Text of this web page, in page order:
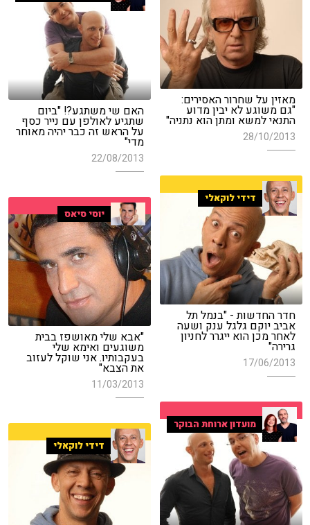
מאזין על שחרור האסירים:
"גם משוגע לא יבין מדוע
התנאי למשא ומתן הוא נתניה"
28/10/2013
האם שי משתגע?! "ביום
שתגיע לאולפן עם נייר כסף
על הראש זה כבר יהיה מאוחר
מדי"
22/08/2013
דידי לוקאלי
חדר החדשות - "בנמל תל
אביב יוקם גלגל ענק ושעה
לאחר מכן הוא ייגרר לחניון
גרירה"
17/06/2013
יוסי סיאס
"אבא שלי מאושפז בבית
משוגעים ואימא שלי
בעקבותיו. אני שוקל לעזוב
את הצבא"
11/03/2013
מועדון ארוחת הבוקר
דידי לוקאלי